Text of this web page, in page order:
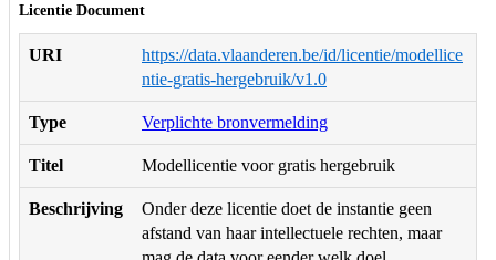
Licentie Document
URI
https://data.vlaanderen.be/id/licentie/modellice
ntie-gratis-hergebruik/v1.0
Type Verplichte bronvermelding
Titel Modellicentie voor gratis hergebruik
Beschrijving
Onder deze licentie doet de instantie geen
afstand van haar intellectuele rechten, maar